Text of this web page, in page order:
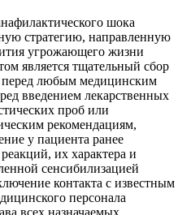
шока
стратегию, направленную
угрожающего жизни
является тщательный сбор
перед любым медицинским
введением лекарственных
проб или
рекомендациям,
у пациента ранее
их характера и
сенсибилизацией
контакта с известным
персонала